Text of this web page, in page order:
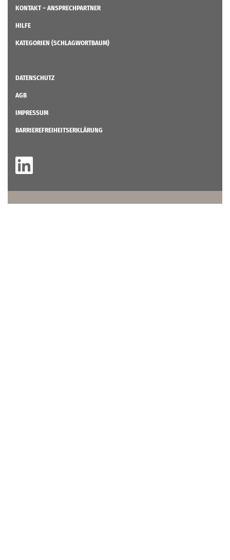
KONTAKT – ANSPRECHPARTNER
HILFE
KATEGORIEN (SCHLAGWORTBAUM)
DATENSCHUTZ
AGB
IMPRESSUM
BARRIEREFREIHEITSERKLÄRUNG